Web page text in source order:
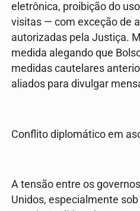
eletrônica, proibição do
visitas — com exceção de
autorizadas pela Justiça.
medida alegando que
medidas cautelares
aliados para divulgar
Conflito diplomático em
A tensão entre os
Unidos, especialmente